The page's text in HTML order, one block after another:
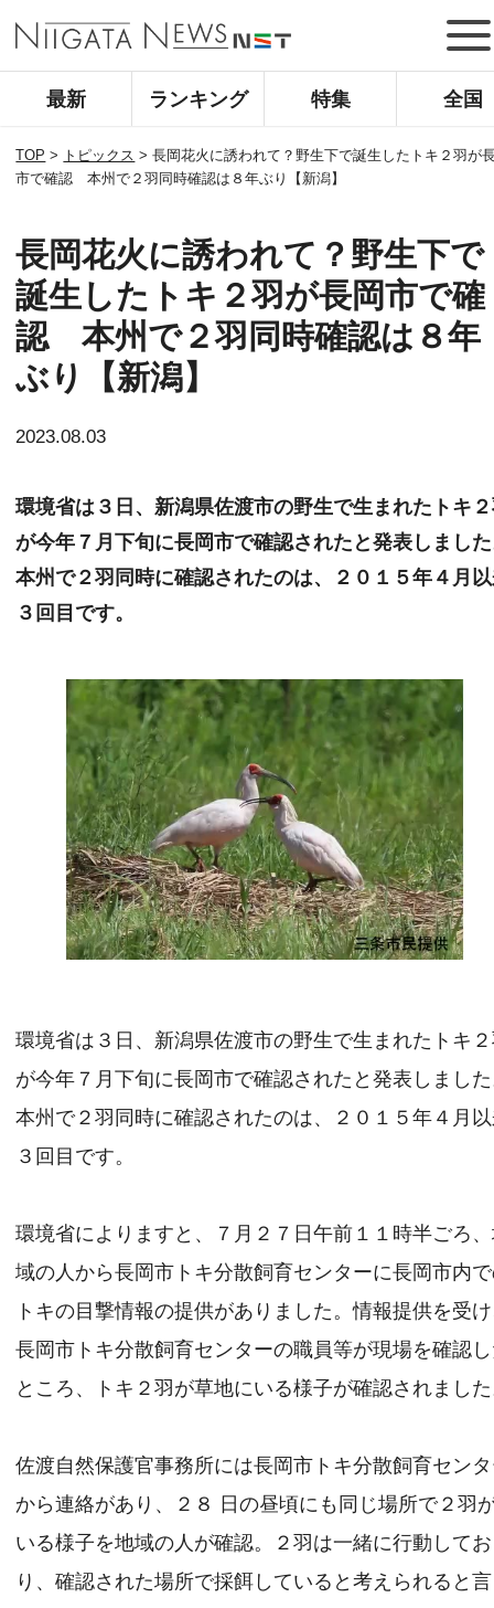
最新 ランキング 特集 全国
TOP > トピックス >長岡花火に誘われて？野生下で誕生したトキ２羽が
市で確認 本州で２羽同時確認は８年ぶり【新潟】
長岡花火に誘われて？野生下で
誕生したトキ２羽が長岡市で確
認 本州で２羽同時確認は８年
ぶり【新潟】
2023.08.03
環境省は３日、新潟県佐渡市の野生で生まれたトキ
が今年７月下旬に長岡市で確認されたと発表しまし
本州で２羽同時に確認されたのは、２０１５年４月
３回目です。
環境省は３日、新潟県佐渡市の野生で生まれたトキ
が今年７月下旬に長岡市で確認されたと発表しまし
本州で２羽同時に確認されたのは、２０１５年４月
３回目です。
環境省によりますと、７月２７日午前１１時半ごろ
域の人から長岡市トキ分散飼育センターに長岡市内
トキの目撃情報の提供がありました。情報提供を受
長岡市トキ分散飼育センターの職員等が現場を確認
ところ、トキ２羽が草地にいる様子が確認されまし
佐渡自然保護官事務所には長岡市トキ分散飼育セン
から連絡があり、２８ 日の昼頃にも同じ場所で２羽
いる様子を地域の人が確認。２羽は一緒に行動してお
り、確認された場所で採餌していると考えられると